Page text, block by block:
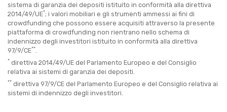
sistema di garanzia dei depositi istituito in conformità alla direttiva
2014/49/UE*; i valori mobiliari e gli strumenti ammessi ai fini di
crowdfunding che possono essere acquisiti attraverso la presente
piattaforma di crowdfunding non rientrano nello schema di
indennizzo degli investitori istituito in conformità alla direttiva
97/9/CE**
* direttiva 2014/49/UE del Parlamento Europeo e del Consiglio
relativa ai sistemi di garanzia dei depositi.
** direttiva 97/9/CE del Parlamento Europeo e del Consiglio relativa ai
sistemi di indennizzo degli investitori.